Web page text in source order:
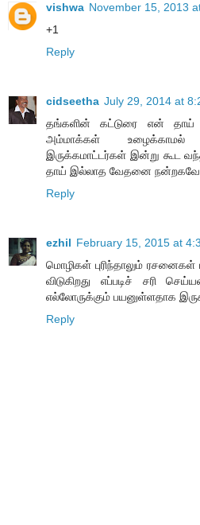
vishwa November 15, 2013
+1
Reply
cidseetha July 29, 2014 at
தங்களின் கட்டுரை என்
அம்மாக்கள் உழைக்காமல்
இருக்கமாட்டர்கள் இன்று கூட
தாய் இல்லாத வேதனை நன்றகவே
Reply
ezhil February 15, 2015 at
மொழிகள் புரிந்தாலும் ரசனைகள்
விடுகிறது எப்படிச் சரி
எல்லோருக்கும் பயனுள்ளதாக
Reply